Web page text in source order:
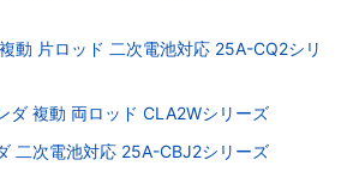
動 片ロッド 二次電池対応 25A-CQ2シリ
ダ 複動 両ロッド CLA2Wシリーズ
二次電池対応 25A-CBJ2シリーズ